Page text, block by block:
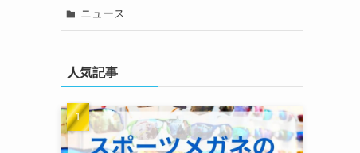
ニュース
人気記事